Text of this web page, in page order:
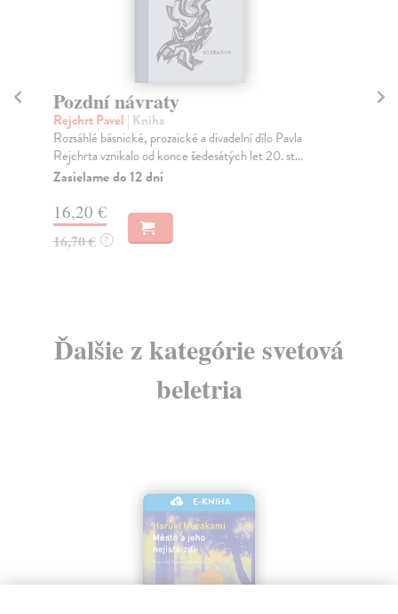
Pozdní návraty
Rejchrt Pavel | Kniha
Rozsáhlé básnické, prozaické a divadelní dílo Pavla
Rejchrta vznikalo od konce šedesátých let 20. st...
Zasielame do 12 dní
16,20 €
16,70 € ?
Ďalšie z kategórie svetová
beletria
E-KNIHA